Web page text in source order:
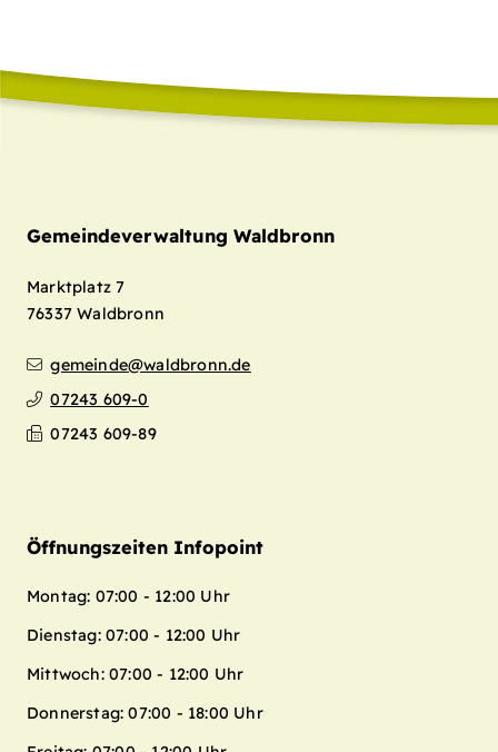
Gemeindeverwaltung Waldbronn
Marktplatz 7
76337 Waldbronn
gemeinde@waldbronn.de
07243 609-0
07243 609-89
Öffnungszeiten Infopoint
Montag: 07:00 - 12:00 Uhr
Dienstag: 07:00 - 12:00 Uhr
Mittwoch: 07:00 - 12:00 Uhr
Donnerstag: 07:00 - 18:00 Uhr